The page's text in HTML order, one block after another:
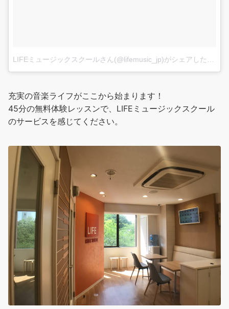
充実の音楽ライフがここから始まります！
45分の無料体験レッスンで、LIFEミュージックスクール
のサービスを感じてください。